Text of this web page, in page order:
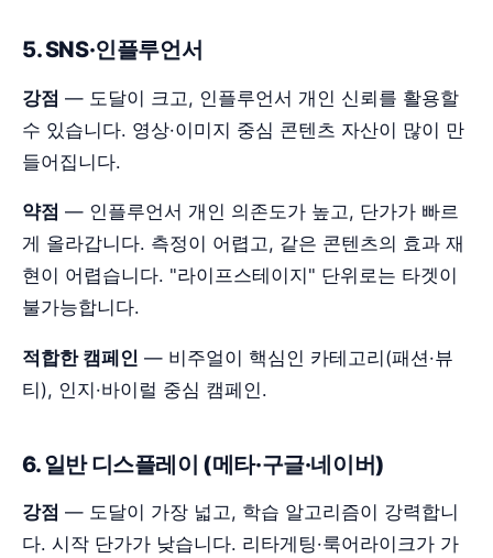
5. SNS·인플루언서
강점 — 도달이 크고, 인플루언서 개인 신뢰를 활용할
수 있습니다. 영상·이미지 중심 콘텐츠 자산이 많이 만
들어집니다.
약점 — 인플루언서 개인 의존도가 높고, 단가가 빠르
게 올라갑니다. 측정이 어렵고, 같은 콘텐츠의 효과 재
현이 어렵습니다. "라이프스테이지" 단위로는 타겟이
불가능합니다.
적합한 캠페인 — 비주얼이 핵심인 카테고리(패션·뷰
티), 인지·바이럴 중심 캠페인.
6. 일반 디스플레이 (메타·구글·네이버)
강점 — 도달이 가장 넓고, 학습 알고리즘이 강력합니
다. 시작 단가가 낮습니다. 리타게팅·룩어라이크가 가